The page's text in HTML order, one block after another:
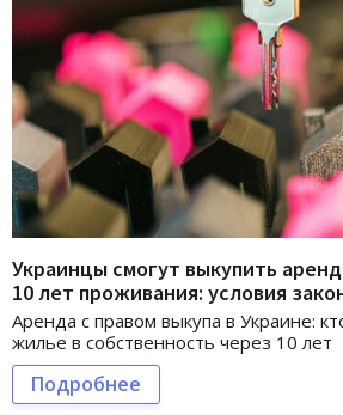
Украинцы смогут выкупить
10 лет проживания: условия
Аренда с правом выкупа в Украине:
жилье в собственность через 10 лет
Подробнее